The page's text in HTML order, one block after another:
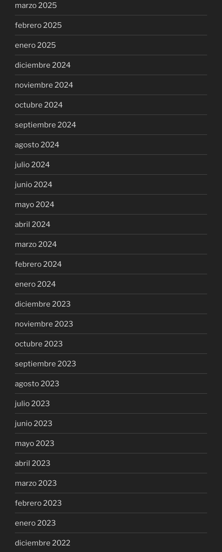
marzo 2025
febrero 2025
enero 2025
diciembre 2024
noviembre 2024
octubre 2024
septiembre 2024
agosto 2024
julio 2024
junio 2024
mayo 2024
abril 2024
marzo 2024
febrero 2024
enero 2024
diciembre 2023
noviembre 2023
octubre 2023
septiembre 2023
agosto 2023
julio 2023
junio 2023
mayo 2023
abril 2023
marzo 2023
febrero 2023
enero 2023
diciembre 2022